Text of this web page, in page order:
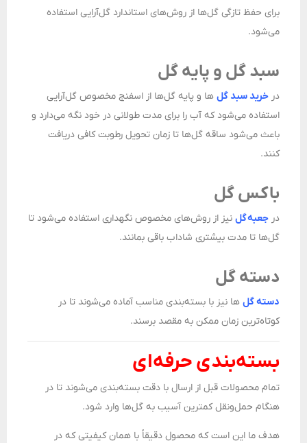
برای حفظ تازگی گل‌ها از روش‌های استاندارد گل‌آرایی استفاده
می‌شود.
سبد گل و پایه گل
در خرید سبد گل‌ ها و پایه گل‌ها از اسفنج مخصوص گل‌آرایی
استفاده می‌شود که آب را برای مدت طولانی در خود نگه می‌دارد و
باعث می‌شود ساقه گل‌ها تا زمان تحویل رطوبت کافی دریافت
کنند.
باکس گل
در جعبه گل نیز از روش‌های مخصوص نگهداری استفاده می‌شود تا
گل‌ها تا مدت بیشتری شاداب باقی بمانند.
دسته گل
دسته گل‌ ها نیز با بسته‌بندی مناسب آماده می‌شوند تا در
کوتاه‌ترین زمان ممکن به مقصد برسند.
بسته‌بندی حرفه‌ای
تمام محصولات قبل از ارسال با دقت بسته‌بندی می‌شوند تا در
هنگام حمل‌ونقل کمترین آسیب به گل‌ها وارد شود.
هدف ما این است که محصول دقیقاً با همان کیفیتی که در